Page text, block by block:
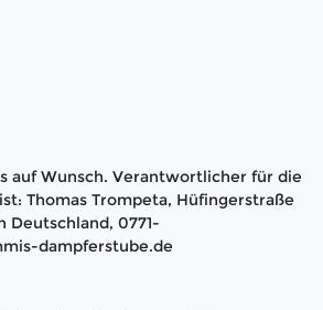
auf Wunsch. Verantwortlicher für die
Thomas Trompeta, Hüfingerstraße
Deutschland, 0771-
dampferstube.de